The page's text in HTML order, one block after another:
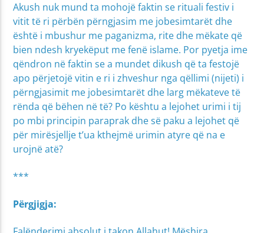
Akush nuk mund ta mohojë faktin se rituali festiv i
vitit të ri përbën përngjasim me jobesimtarët dhe
është i mbushur me paganizma, rite dhe mëkate që
bien ndesh kryekëput me fenë islame. Por pyetja ime
qëndron në faktin se a mundet dikush që ta festojë
apo përjetojë vitin e ri i zhveshur nga qëllimi (nijeti) i
përngjasimit me jobesimtarët dhe larg mëkateve të
rënda që bëhen në të? Po kështu a lejohet urimi i tij
po mbi principin paraprak dhe së paku a lejohet që
për mirësjellje t’ua kthejmë urimin atyre që na e
urojnë atë?
***
Përgjigja: